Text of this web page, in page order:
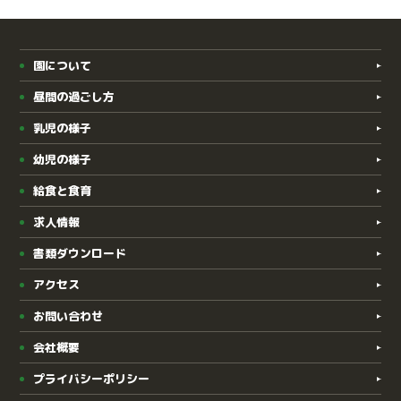
園について
昼間の過ごし方
乳児の様子
幼児の様子
給食と食育
求人情報
書類ダウンロード
アクセス
お問い合わせ
会社概要
プライバシーポリシー